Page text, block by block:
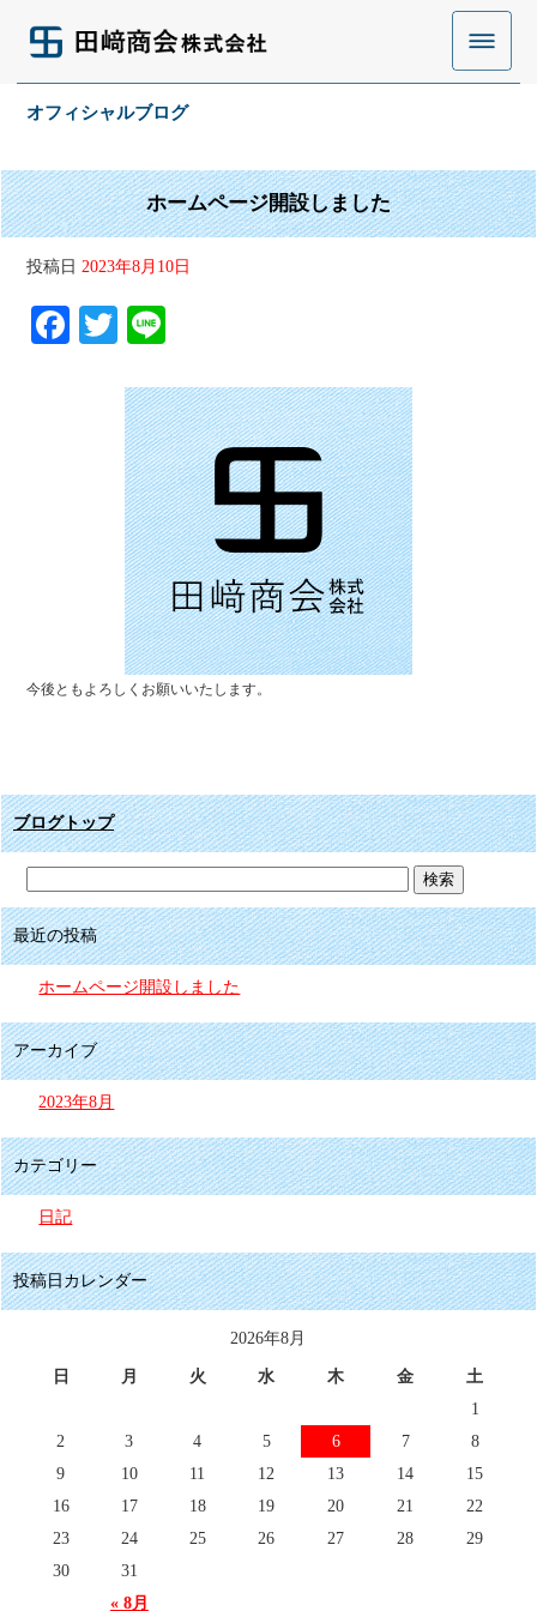
オフィシャルブログ
ホームページ開設しました
投稿日 2023年8月10日
Fa T
tte
r
今後ともよろしくお願いいたします。
ブログトップ
最近の投稿
ホームページ開設しました
アーカイブ
2023年8月
カテゴリー
日記
投稿日カレンダー
2026年8月
日 月 火 水 木 金 土
« 8月
1
2
3 4 5 6 7
8
9
10 11 12 13 14
15
16
17 18 19 20 21
22
23
24 25 26 27 28
29
30
31